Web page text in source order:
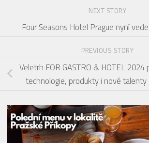
NEXT STORY
Four Seasons Hotel Prague nyní
PREVIOUS STORY
Veletrh FOR GASTRO & HOTEL
technologie, produkty i nové